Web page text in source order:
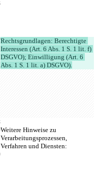
Rechtsgrundlagen: Berechtigte
Interessen (Art. 6 Abs. 1 S. 1 lit. f)
DSGVO); Einwilligung (Art. 6
Abs. 1 S. 1 lit. a) DSGVO).
Weitere Hinweise zu
Verarbeitungsprozessen,
Verfahren und Diensten: